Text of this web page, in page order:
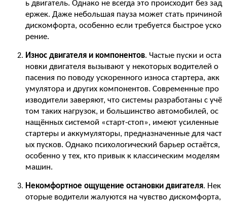
ь двигатель. Однако не всегда это происходит без зад
ержек. Даже небольшая пауза может стать причиной
дискомфорта, особенно если требуется быстрое уско
рение.
Износ двигателя и компонентов. Частые пуски и оста
новки двигателя вызывают у некоторых водителей о
пасения по поводу ускоренного износа стартера, акк
умулятора и других компонентов. Современные про
изводители заверяют, что системы разработаны с учё
том таких нагрузок, и большинство автомобилей, ос
нащённых системой «старт-стоп», имеют усиленные
стартеры и аккумуляторы, предназначенные для част
ых пусков. Однако психологический барьер остаётся,
особенно у тех, кто привык к классическим моделям
машин.
Некомфортное ощущение остановки двигателя. Нек
оторые водители жалуются на чувство дискомфорта,